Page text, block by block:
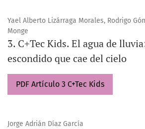
Yael Alberto Lizárraga Morales, Rodrigo
Monge
3. C+Tec Kids. El agua de
escondido que cae del cielo
PDF Artículo 3 C+Tec Kids
Jorge Adrián Díaz García